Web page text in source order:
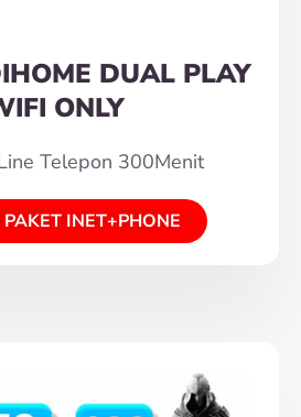
DUAL PLAY
ONLY
Telepon 300Menit
INET+PHONE